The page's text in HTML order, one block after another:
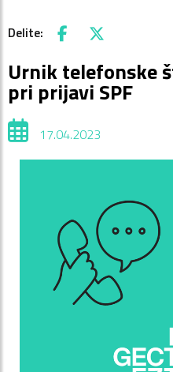
Delite: Facebook
X
Urnik telefonske
pri prijavi SPF
17.04.2023